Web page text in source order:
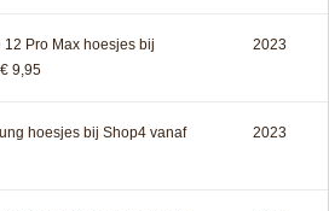
Pro Max hoesjes bij
9,95
2023
hoesjes bij Shop4 vanaf
2023